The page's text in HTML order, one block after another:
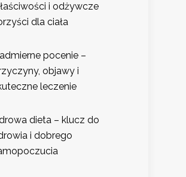
i odżywcze
dla ciała
pocenie –
objawy i
leczenie
dieta – klucz do
i dobrego